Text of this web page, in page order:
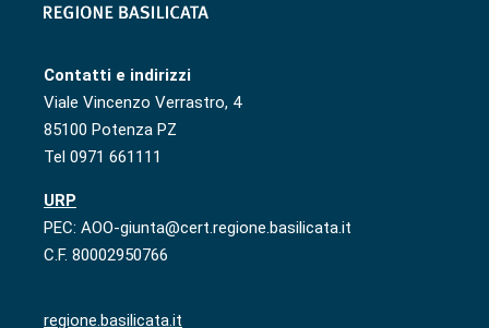
Contatti e indirizzi
Viale Vincenzo Verrastro, 4
85100 Potenza PZ
Tel 0971 661111
URP
PEC: AOO-giunta@cert.regione.basilicata.it
C.F. 80002950766
regione.basilicata.it